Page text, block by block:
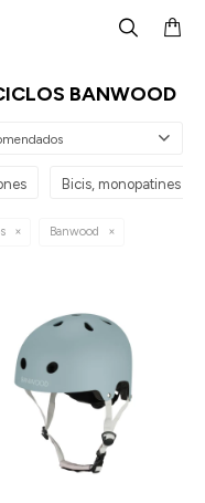
BANWOOD
Bicis, monopatines y
Banwood